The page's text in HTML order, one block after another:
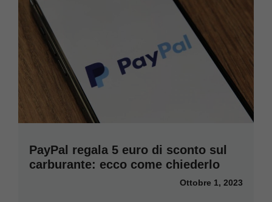
PayPal regala 5 euro di sconto sul
carburante: ecco come chiederlo
Ottobre 1, 2023